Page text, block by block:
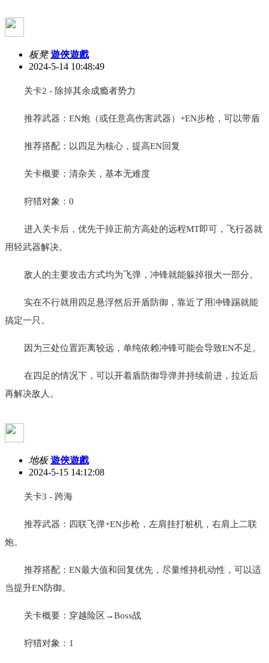
板凳 遊俠遊戲
2024-5-14 10:48:49
关卡2 - 除掉其余成瘾者势力
推荐武器：EN炮（或任意高伤害武器）+EN步枪，可以带盾
推荐搭配：以四足为核心，提高EN回复
关卡概要：清杂关，基本无难度
狩猎对象：0
进入关卡后，优先干掉正前方高处的远程MT即可，飞行器就
用轻武器解决。
敌人的主要攻击方式均为飞弹，冲锋就能躲掉很大一部分。
实在不行就用四足悬浮然后开盾防御，靠近了用冲锋踢就能
搞定一只。
因为三处位置距离较远，单纯依赖冲锋可能会导致EN不足。
在四足的情况下，可以开着盾防御导弹并持续前进，拉近后
再解决敌人。
地板 遊俠遊戲
2024-5-15 14:12:08
关卡3 - 跨海
推荐武器：四联飞弹+EN步枪，左肩挂打桩机，右肩上二联
炮。
推荐搭配：EN最大值和回复优先，尽量维持机动性，可以适
当提升EN防御。
关卡概要：穿越险区→Boss战
狩猎对象：1